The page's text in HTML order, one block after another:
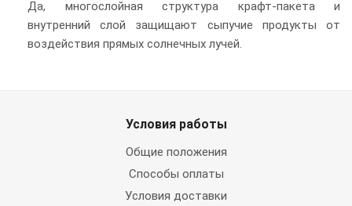
Да, многослойная структура крафт-пакета и
внутренний слой защищают сыпучие продукты от
воздействия прямых солнечных лучей.
Условия работы
Общие положения
Способы оплаты
Условия доставки